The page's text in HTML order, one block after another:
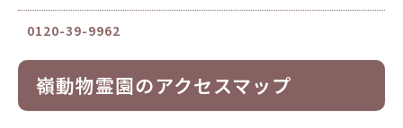
0120-39-9962
嶺動物霊園のアクセスマップ